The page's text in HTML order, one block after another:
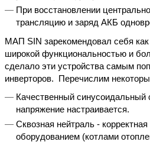
При восстановлении
трансляцию и заряд АКБ
МАП SIN зарекомендовал себя
широкой функциональностью и
сделало эти устройства самым
инверторов. Перечислим
Качественный синусоидальный
напряжение настраивается.
Сквозная нейтраль -
оборудованием (котлами